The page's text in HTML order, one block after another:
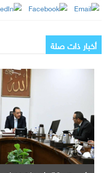
أخبار ذات صلة